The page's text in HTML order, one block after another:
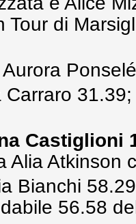
Tour di
Aurora
Carraro
Castiglioni
Alia Atkinson
Bianchi
56.58